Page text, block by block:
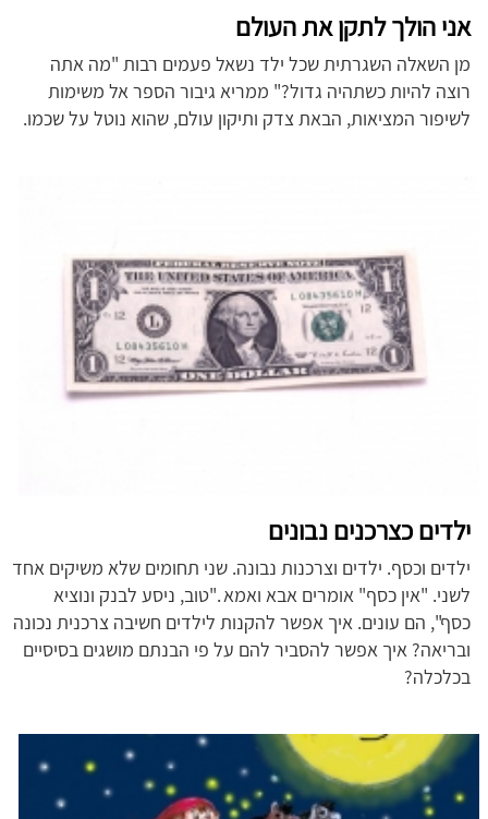
אני הולך לתקן את העולם
מן השאלה השגרתית שכל ילד נשאל פעמים רבות "מה אתה
רוצה להיות כשתהיה גדול?" ממריא גיבור הספר אל משימות
לשיפור המציאות, הבאת צדק ותיקון עולם, שהוא נוטל על שכמו.
ילדים כצרכנים נבונים
ילדים וכסף. ילדים וצרכנות נבונה. שני תחומים שלא משיקים אחד
לשני. "אין כסף" אומרים אבא ואמא ."טוב, ניסע לבנק ונוציא
כסף", הם עונים. איך אפשר להקנות לילדים חשיבה צרכנית נכונה
ובריאה? איך אפשר להסביר להם על פי הבנתם מושגים בסיסיים
בכלכלה?